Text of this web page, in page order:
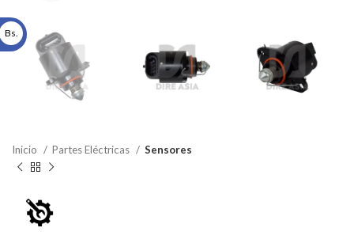
Inicio Partes Eléctricas Sensores
Bs.